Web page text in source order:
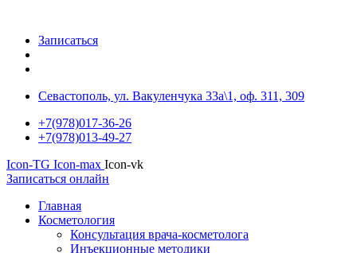
Записаться
Севастополь, ул. Вакуленчука 33а\1, оф. 311, 309
+7(978)017-36-26
+7(978)013-49-27
Icon-TG Icon-max Icon-vk
Записаться онлайн
Главная
Косметология
Консультация врача-косметолога
Инъекционные методики